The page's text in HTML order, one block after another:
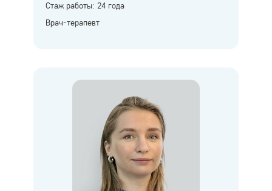
Стаж работы: 24 года
Врач-терапевт